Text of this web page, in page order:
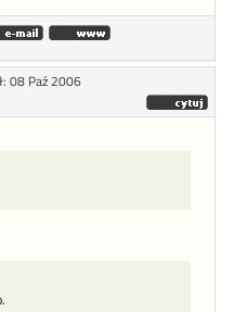
08 Paź 2006